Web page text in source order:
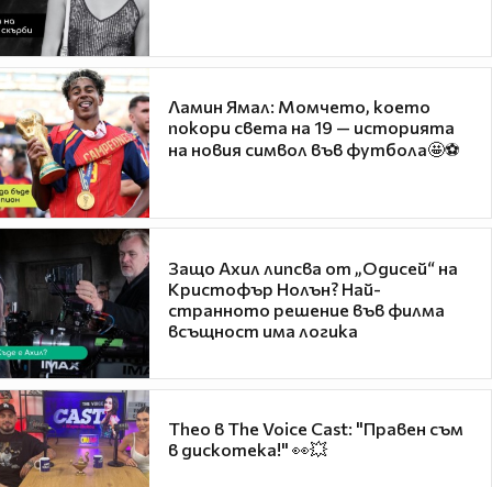
Ламин Ямал: Момчето, което
покори света на 19 — историята
на новия символ във футбола🤩⚽
Защо Ахил липсва от „Одисей“ на
Кристофър Нолън? Най-
странното решение във филма
всъщност има логика
Theo в The Voice Cast: "Правен съм
в дискотека!" 👀💥